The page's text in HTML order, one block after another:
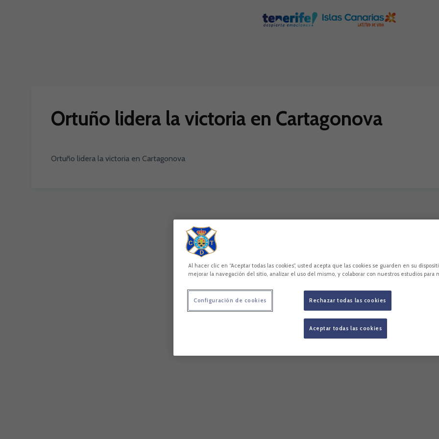
Ortuño lidera la victoria en Cartagonova
Ortuño lidera la victoria en Cartagonova
Al hacer clic en “Aceptar todas las cookies”, usted acepta que las cookies se guarden en su
mejorar la navegación del sitio, analizar el uso del mismo, y colaborar con nuestros estudios para
Rechazar todas las cookies
Aceptar todas las cookies
Configuración de cookies